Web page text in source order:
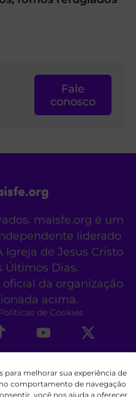
melhorar sua experiência de
comportamento de navegação
você nos ajuda a oferecer
Fale
conosco
maisfe.org é um
liderado
de Jesus Cristo
Últimos Dias.
da organização
acima.
de Cookies